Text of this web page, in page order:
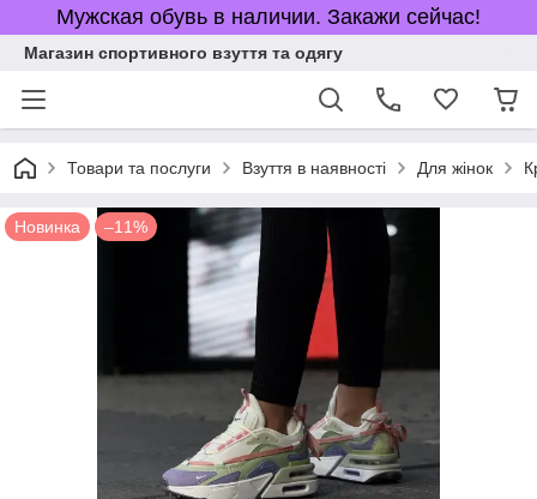
Мужская обувь в наличии. Закажи сейчас!
Магазин спортивного взуття та одягу
Товари та послуги Взуття в наявності Для жінок
Новинка –11%